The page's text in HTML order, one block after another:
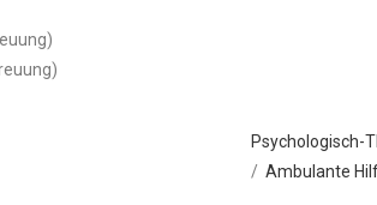
Psychologisch-
/ Ambulante